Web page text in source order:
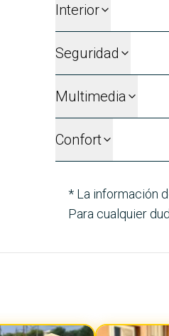
Interior
Seguridad
Multimedia
Confort
* La información
Para cualquier